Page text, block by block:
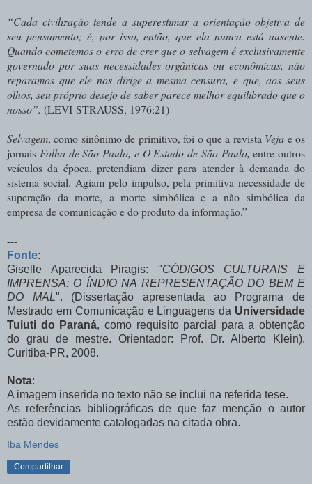
“Cada civilização tende a superestimar a orientação objetiva de
seu pensamento; é, por isso, então, que ela nunca está ausente.
Quando cometemos o erro de crer que o selvagem é exclusivamente
governado por suas necessidades orgânicas ou econômicas, não
reparamos que ele nos dirige a mesma censura, e que, aos seus
olhos, seu próprio desejo de saber parece melhor equilibrado que o
nosso”. (LEVI-STRAUSS, 1976:21)
Selvagem, como sinônimo de primitivo, foi o que a revista Veja e os
jornais Folha de São Paulo, e O Estado de São Paulo,entre outros
veículos da época, pretendiam dizer para atender à demanda do
sistema social. Agiam pelo impulso, pela primitiva necessidade de
superação da morte, a morte simbólica e a não simbólica da
empresa de comunicação e do produto da informação.”
---
Fonte:
Giselle Aparecida Piragis: "CÓDIGOS CULTURAIS E
IMPRENSA: O ÍNDIO NA REPRESENTAÇÃO DO BEM E
DO MAL". (Dissertação apresentada ao Programa de
Mestrado em Comunicação e Linguagens da Universidade
Tuiuti do Paraná, como requisito parcial para a obtenção
do grau de mestre. Orientador: Prof. Dr. Alberto Klein).
Curitiba-PR, 2008.
Nota:
A imagem inserida no texto não se inclui na referida tese.
As referências bibliográficas de que faz menção o autor
estão devidamente catalogadas na citada obra.
Iba Mendes
Compartilhar